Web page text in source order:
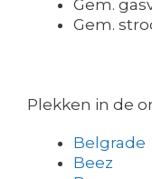
Gem.
Gem.
Plekken in de
Belgrade
Beez